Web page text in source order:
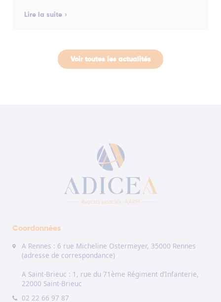
Lire la suite
Voir toutes les actualités
Coordonnées
A Rennes : 6 rue Micheline Ostermeyer, 35000 Rennes
(adresse de correspondance)
A Saint-Brieuc : 1, rue du 71ème Régiment d’Infanterie,
22000 Saint-Brieuc
02 22 66 97 87